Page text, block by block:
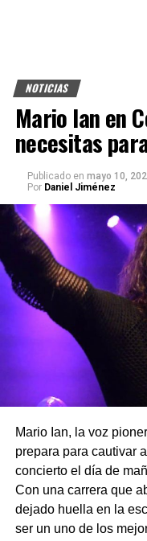
NOTICIAS
Mario Ian en
necesitas
Publicado en mayo 10,
Por Daniel Jiménez
Mario Ian, la voz
prepara para cautivar
concierto el día de
Con una carrera que
dejado huella en la
ser un uno de los